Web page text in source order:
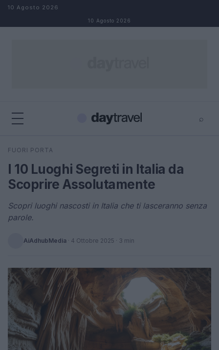
Salta al contenuto
10 Agosto 2026
10 Agosto 2026
⌕
Cerca
FUORI PORTA
I 10 Luoghi Segreti in Italia da
Scoprire Assolutamente
Scopri luoghi nascosti in Italia che ti lasceranno senza
parole.
AiAdhubMedia · 4 Ottobre 2025 · 3 min